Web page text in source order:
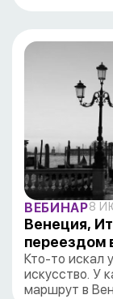
ВЕБИНАР8
Венеция,
переездом
Кто-то искал
искусство. У
маршрут в